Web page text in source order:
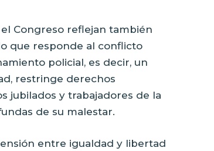
Congreso reflejan también
que responde al conflicto
policial, es decir, un
restringe derechos
jubilados y trabajadores de la
de su malestar.
entre igualdad y libertad